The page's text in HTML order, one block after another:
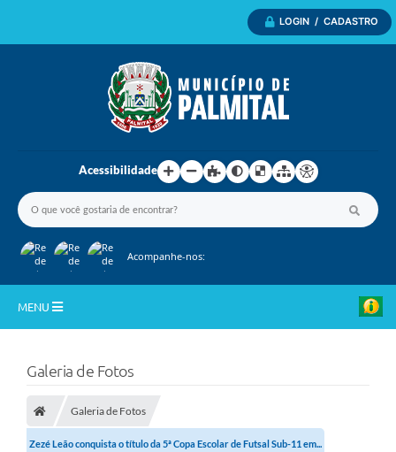
LOGIN / CADASTRO
Acessibilidade
Acompanhe-nos:
MENU
A Nossa Cidade
A Prefeitura
Galeria de Fotos
Galeria de Fotos
Zezé Leão conquista o título da 5ª Copa Escolar de Futsal Sub-11 em...